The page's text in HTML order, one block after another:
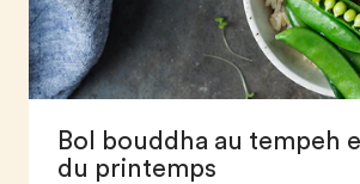
Bol bouddha au tempeh
du printemps